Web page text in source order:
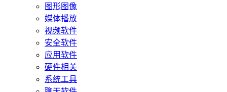
图形图像
媒体播放
视频软件
安全软件
应用软件
硬件相关
系统工具